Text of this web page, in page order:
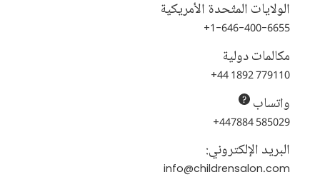
الولايات المتّحدة الأمريكية
+1-646-400-6655
مكالمات دولية
+44 1892 779110
واتساب
+447884 585029
البريد الإلكتروني:
info@childrensalon.com